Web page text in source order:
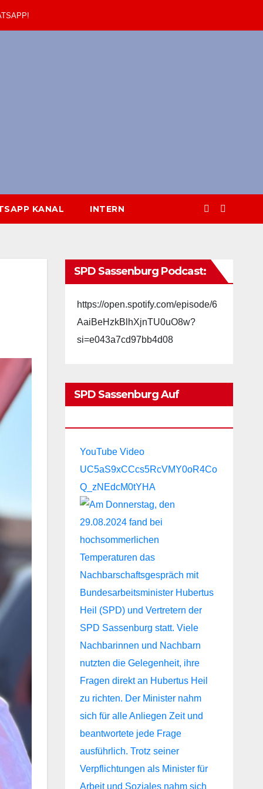
KANAL INTERN
SPD Sassenburg Podcast:
https://open.spotify.com/episode/6
AaiBeHzkBlhXjnTU0uO8w?
si=e043a7cd97bb4d08
SPD Sassenburg Auf
YouTube Video
UC5aS9xCCcs5RcVMY0oR4Co
Q_zNEdcM0tYHA